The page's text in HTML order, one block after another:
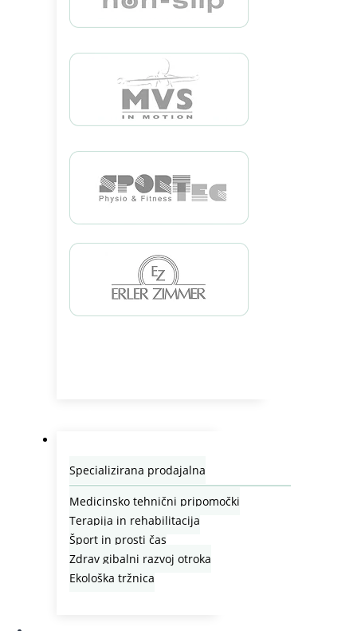
Specializirana prodajalna
Medicinsko tehnični pripomočki
Terapija in rehabilitacija
Šport in prosti čas
Zdrav gibalni razvoj otroka
Ekološka tržnica